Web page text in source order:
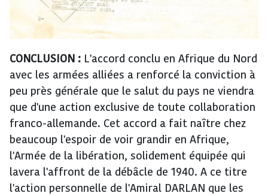
CONCLUSION : L'accord conclu en Afrique du Nord
avec les armées alliées a renforcé la conviction à
peu près générale que le salut du pays ne viendra
que d'une action exclusive de toute collaboration
franco-allemande. Cet accord a fait naître chez
beaucoup l'espoir de voir grandir en Afrique,
l'Armée de la libération, solidement équipée qui
lavera l'affront de la débâcle de 1940. A ce titre
l'action personnelle de l'Amiral DARLAN que les